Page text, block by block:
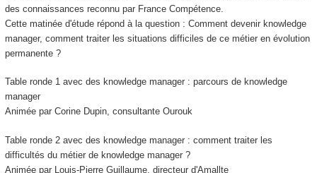
des connaissances reconnu par France Compétence.
Cette matinée d'étude répond à la question : Comment devenir knowledge
manager, comment traiter les situations difficiles de ce métier en évolution
permanente ?
Table ronde 1 avec des knowledge manager : parcours de knowledge
manager
Animée par Corine Dupin, consultante Ourouk
Table ronde 2 avec des knowledge manager : comment traiter les
difficultés du métier de knowledge manager ?
Animée par Louis-Pierre Guillaume, directeur d'Amallte